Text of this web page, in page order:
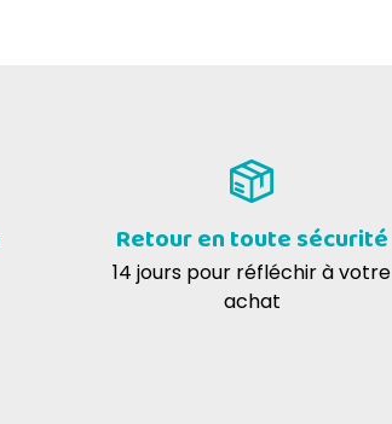
Retour en toute sécurité
14 jours pour réfléchir à votre
achat